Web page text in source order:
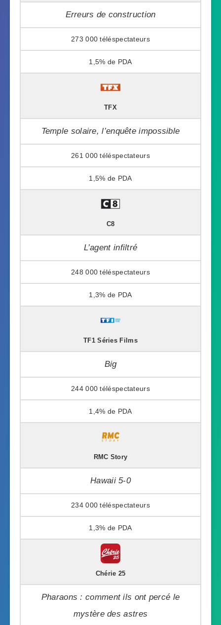
Erreurs de construction
273 000
1,5%
TFX
Temple solaire, l’enquête impossible
261 000
1,5%
C8
L’agent infiltré
248 000
1,3%
TF1 Séries Films
Big
244 000
1,4%
RMC Story
Hawaii 5-0
234 000
1,3%
Chérie 25
Pharaons : comment ils ont percé le
mystère des astres